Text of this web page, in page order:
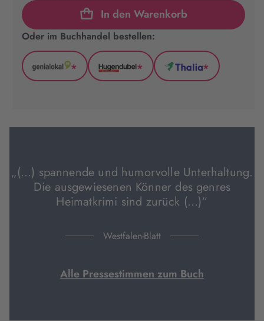
In den Warenkorb
Oder im Buchhandel bestellen:
GenialLokal
Tab
*
Hugendubel
Tab
*
Thalia
Tab
*
„(…) spannende und humorvolle Unterhaltung.
Die ausgewiesenen Könner des genres
Heimatkrimi sind zurück (…)“
Westfalen-Blatt
Alle Pressestimmen zum Buch